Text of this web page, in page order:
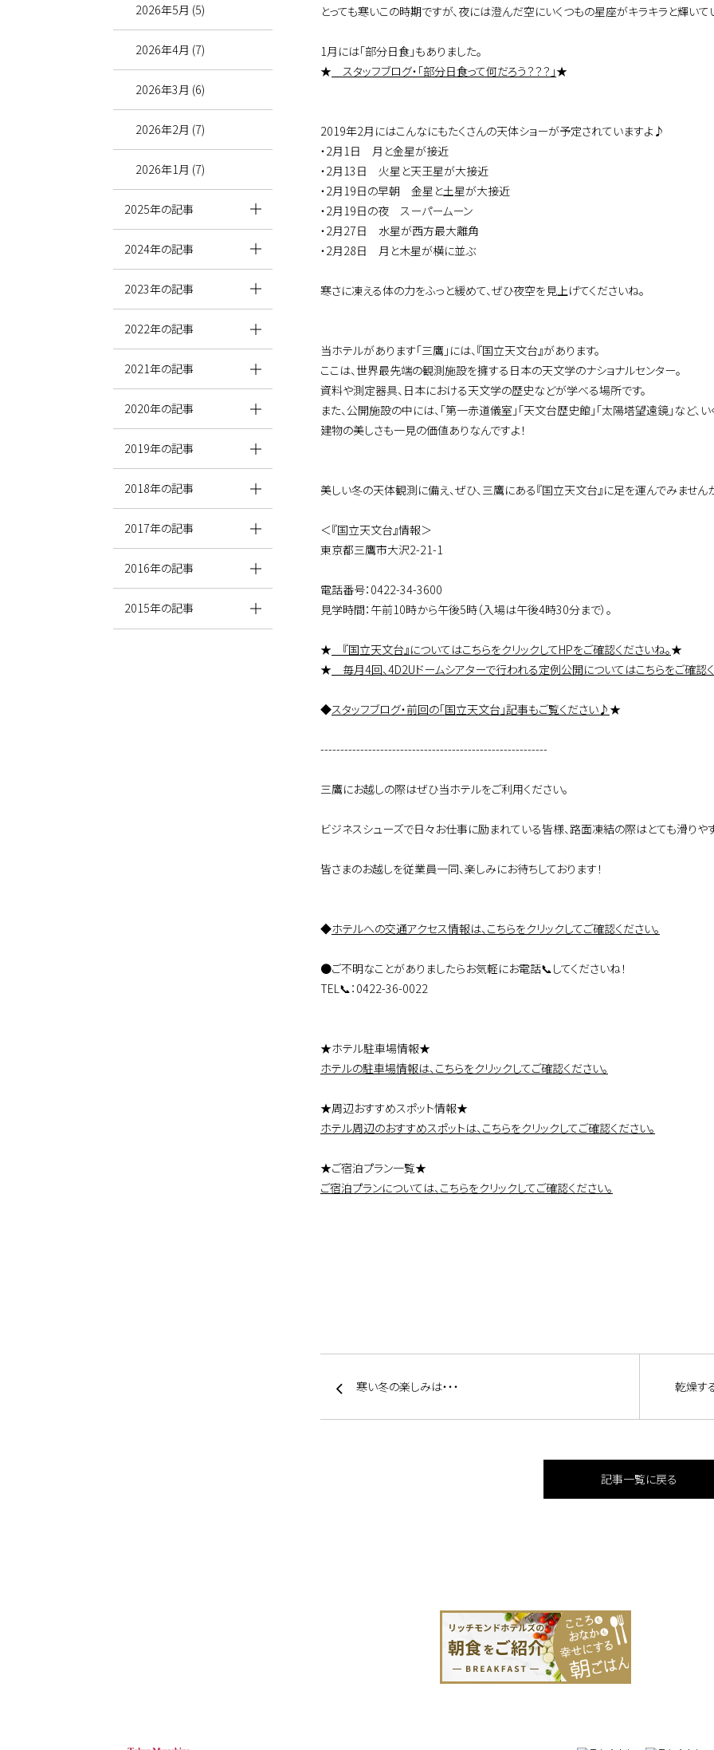
とっても寒いこの時期ですが、夜には澄んだ空にいくつもの星座がキラキラと輝いて
1月には「部分日食」もありました。
★ スタッフブログ・「部分日食って何だろう？？？」★
2019年2月にはこんなにもたくさんの天体ショーが予定されていますよ♪
・2月1日 月と金星が接近
・2月13日 火星と天王星が大接近
・2月19日の早朝 金星と土星が大接近
・2月19日の夜 スーパームーン
・2月27日 水星が西方最大離角
・2月28日 月と木星が横に並ぶ
寒さに凍える体の力をふっと緩めて、ぜひ夜空を見上げてくださいね。
当ホテルがあります「三鷹」には、『国立天文台』があります。
ここは、世界最先端の観測施設を擁する日本の天文学のナショナルセンター。
資料や測定器具、日本における天文学の歴史などが学べる場所です。
また、公開施設の中には、「第一赤道儀室」「天文台歴史館」「太陽塔望遠鏡」など、
建物の美しさも一見の価値ありなんですよ！
美しい冬の天体観測に備え、ぜひ、三鷹にある『国立天文台』に足を運んでみません
＜『国立天文台』情報＞
東京都三鷹市大沢2-21-1
電話番号：0422-34-3600
見学時間：午前10時から午後5時（入場は午後4時30分まで）。
★ 『国立天文台』についてはこちらをクリックしてHPをご確認くださいね。★
★ 毎月4回、4D2Uドームシアターで行われる定例公開についてはこちらをご確認
◆スタッフブログ・前回の「国立天文台」記事もご覧ください♪★
---------------------------------------------------------
三鷹にお越しの際はぜひ当ホテルをご利用ください。
ビジネスシューズで日々お仕事に励まれている皆様、路面凍結の際はとても滑りや
皆さまのお越しを従業員一同、楽しみにお待ちしております！
◆ホテルへの交通アクセス情報は、こちらをクリックしてご確認ください。
●ご不明なことがありましたらお気軽にお電話📞してくださいね！
TEL📞：0422-36-0022
★ホテル駐車場情報★
ホテルの駐車場情報は、こちらをクリックしてご確認ください。
★周辺おすすめスポット情報★
ホテル周辺のおすすめスポットは、こちらをクリックしてご確認ください。
★ご宿泊プラン一覧★
ご宿泊プランについては、こちらをクリックしてご確認ください。
寒い冬の楽しみは・・・ 乾燥す
記事一覧に戻る
2026年5月 (5)
2026年4月 (7)
2026年3月 (6)
2026年2月 (7)
2026年1月 (7)
2025年の記事
2024年の記事
2023年の記事
2022年の記事
2021年の記事
2020年の記事
2019年の記事
2018年の記事
2017年の記事
2016年の記事
2015年の記事